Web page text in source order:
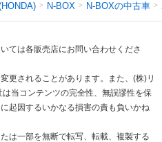
N-BOX N-BOXの中古車
ては各販売店にお問い合わせくださ
更されることがあります。また、(株)リ
当コンテンツの完全性、無誤謬性を保
起因するいかなる損害の責も負いかね
は一部を無断で転写、転載、複製する